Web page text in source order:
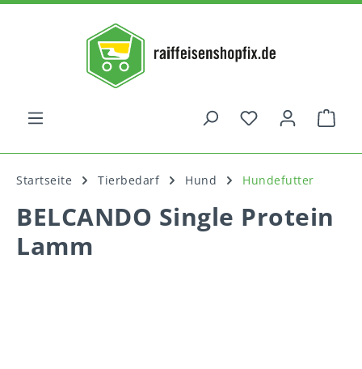
Startseite Tierbedarf Hund Hundefutter
BELCANDO Single Protein
Lamm